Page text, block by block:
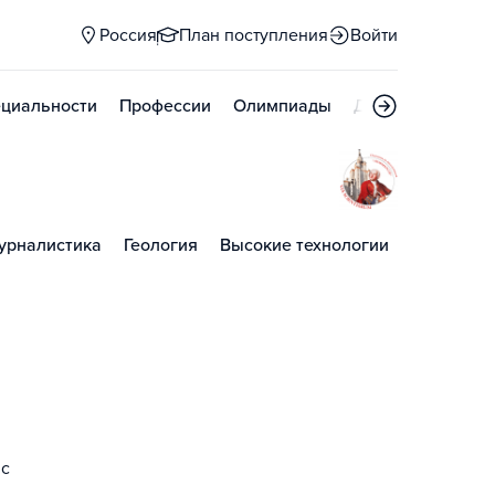
Россия План поступления Войти
Профессии Олимпиады Дни открытых
Геология Высокие технологии